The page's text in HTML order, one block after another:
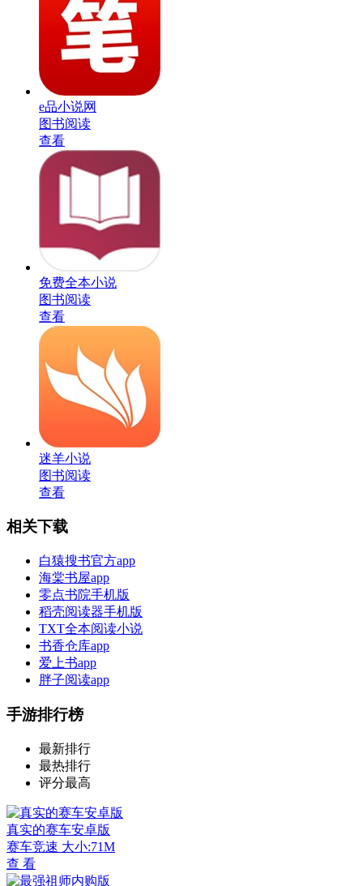
e品小说网
图书阅读
查看
免费全本小说
图书阅读
查看
迷羊小说
图书阅读
查看
相关下载
白猿搜书官方app
海棠书屋app
零点书院手机版
稻壳阅读器手机版
TXT全本阅读小说
书香仓库app
爱上书app
胖子阅读app
手游排行榜
最新排行
最热排行
评分最高
真实的赛车安卓版
赛车竞速 大小:71M
查 看